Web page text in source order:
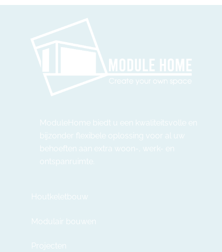
ModuleHome biedt u een kwaliteitsvolle en
bijzonder flexibele oplossing voor al uw
behoeften aan extra woon-, werk- en
ontspanruimte.
Houtkeletbouw
Modulair bouwen
Projecten